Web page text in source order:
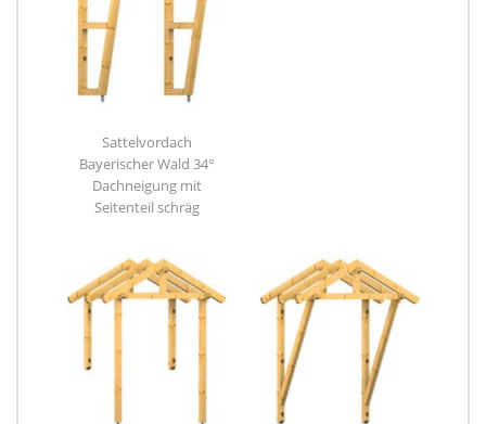
Sattelvordach
Bayerischer Wald 34°
Dachneigung mit
Seitenteil schräg